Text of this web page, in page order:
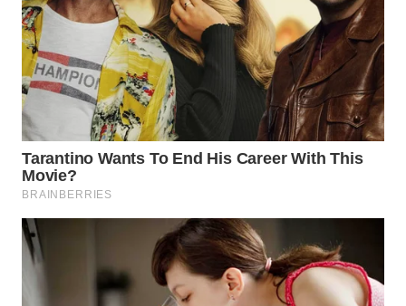
PRIANGAN
TIMUR
SEMARANG
WN
BOROBUDUR